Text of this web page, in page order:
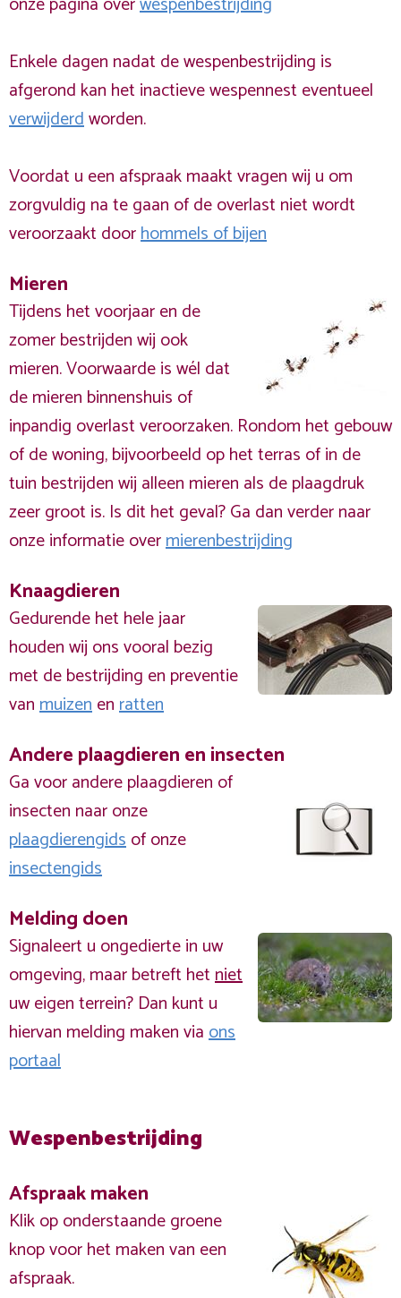
Enkele dagen nadat de wespenbestrijding is
afgerond kan het inactieve wespennest eventueel
verwijderdworden.
Voordat u een afspraak maakt vragen wij u om
zorgvuldig na te gaan of de overlast niet wordt
veroorzaakt doorhommels of bijen
Mieren
Tijdens het voorjaar en de
zomer bestrijden wij ook
mieren. Voorwaarde is wél dat
de mieren binnenshuis of
inpandig overlast veroorzaken. Rondom het gebouw
of de woning, bijvoorbeeld op het terras of in de
tuin bestrijden wij alleen mieren als de plaagdruk
zeer groot is. Is dit het geval? Ga dan verder naar
onze informatie overmierenbestrijding
Knaagdieren
Gedurende het hele jaar
houden wij ons vooral bezig
met de bestrijding en preventie
vanmuizenenratten
Andere plaagdieren en insecten
Ga voor andere plaagdieren of
insecten naar onze
plaagdierengidsof onze
insectengids
Melding doen
Signaleert u ongedierte in uw
omgeving, maar betreft hetniet
uw eigen terrein? Dan kunt u
hiervan melding maken viaons
portaal
Wespenbestrijding
Afspraak maken
Klik op onderstaande groene
knop voor het maken van een
afspraak.